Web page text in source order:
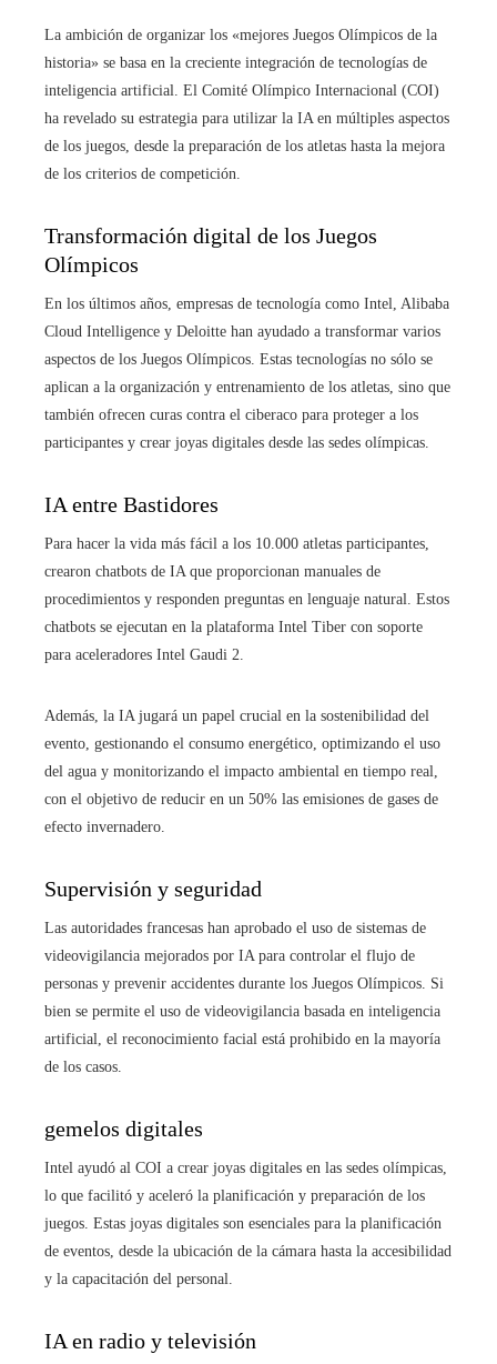
La ambición de organizar los «mejores Juegos Olímpicos de la
historia» se basa en la creciente integración de tecnologías de
inteligencia artificial. El Comité Olímpico Internacional (COI)
ha revelado su estrategia para utilizar la IA en múltiples aspectos
de los juegos, desde la preparación de los atletas hasta la mejora
de los criterios de competición.
Transformación digital de los Juegos
Olímpicos
En los últimos años, empresas de tecnología como Intel, Alibaba
Cloud Intelligence y Deloitte han ayudado a transformar varios
aspectos de los Juegos Olímpicos. Estas tecnologías no sólo se
aplican a la organización y entrenamiento de los atletas, sino que
también ofrecen curas contra el ciberaco para proteger a los
participantes y crear joyas digitales desde las sedes olímpicas.
IA entre Bastidores
Para hacer la vida más fácil a los 10.000 atletas participantes,
crearon chatbots de IA que proporcionan manuales de
procedimientos y responden preguntas en lenguaje natural. Estos
chatbots se ejecutan en la plataforma Intel Tiber con soporte
para aceleradores Intel Gaudi 2.
Además, la IA jugará un papel crucial en la sostenibilidad del
evento, gestionando el consumo energético, optimizando el uso
del agua y monitorizando el impacto ambiental en tiempo real,
con el objetivo de reducir en un 50% las emisiones de gases de
efecto invernadero.
Supervisión y seguridad
Las autoridades francesas han aprobado el uso de sistemas de
videovigilancia mejorados por IA para controlar el flujo de
personas y prevenir accidentes durante los Juegos Olímpicos. Si
bien se permite el uso de videovigilancia basada en inteligencia
artificial, el reconocimiento facial está prohibido en la mayoría
de los casos.
gemelos digitales
Intel ayudó al COI a crear joyas digitales en las sedes olímpicas,
lo que facilitó y aceleró la planificación y preparación de los
juegos. Estas joyas digitales son esenciales para la planificación
de eventos, desde la ubicación de la cámara hasta la accesibilidad
y la capacitación del personal.
IA en radio y televisión